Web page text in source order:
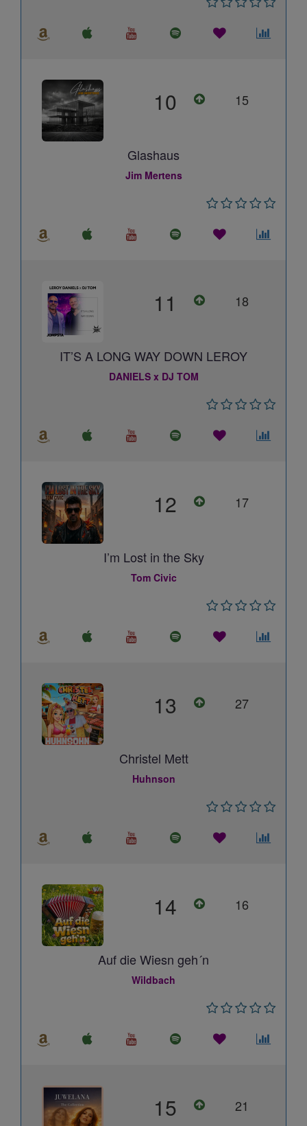
10 15
Glashaus
Jim Mertens
11 18
IT’S A LONG WAY DOWN LEROY
DANIELS x DJ TOM
12 17
I’m Lost in the Sky
Tom Civic
13 27
Christel Mett
Huhnson
14 16
Auf die Wiesn geh´n
Wildbach
15 21